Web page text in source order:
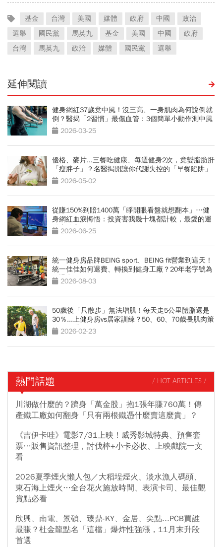
基金 台灣 美國 媒體 政府 中國
政治
選舉
國民黨 馬英九 基金 美國 中國
政府
台灣
馬英九 政治 媒體 國民黨 選舉
延伸閱讀
健身網紅37歲竟中風！沒三高、一身肌肉為何說倒就
倒？醫揭「2習慣」最傷血管：3個簡單小動作測中風
跡象2026-03-25
優格、麥片...三餐吃健康、每週健身2次，竟變脂肪肝
「瘦胖子」？名醫揭開讓你代謝失控的「早餐陷阱」
2026-05-02
從賺150%到賠1400萬「睜開眼看盤就想翻本」…健
身網紅血淚悔悟：投資害我幾十塊都計較，最愛的運
動也放棄
2026-06-25
統一健身房品牌BEING sport、BEING fit營業到這天！
統一佳佳如何退費、轉換到健身工廠？20年老字號為
何退出
2026-08-03
50歲後「只散步」無法增肌！每天走5公里體脂還是
30％...上健身房vs居家訓練？50、60、70歲長肌肉策
略一次看
2026-02-23
熱門話題 / HOT ARTICLES /
川湖做什麼的？躋身「萬金股」抱1張年賺760萬！傳
產鐵工廠如何翻身「只有兩根鐵憑什麼賣這麼貴」？
《吉伊卡哇》電影7/31上映！威秀影城特典、預售套
票…販售資訊整理，討伐棒+小卡必收、上映戲院一文
看
2026夏季煙火懶人包／大稻埕煙火、淡水漁人碼頭、
東石海上煙火…全台花火施放時間、表演卡司、最佳觀
賞點必看
欣興、南電、景碩、臻鼎-KY、金居、尖點...PCB買誰
最賺？杜金龍點名「這檔」爆炸性強漲，11月末升段
首選